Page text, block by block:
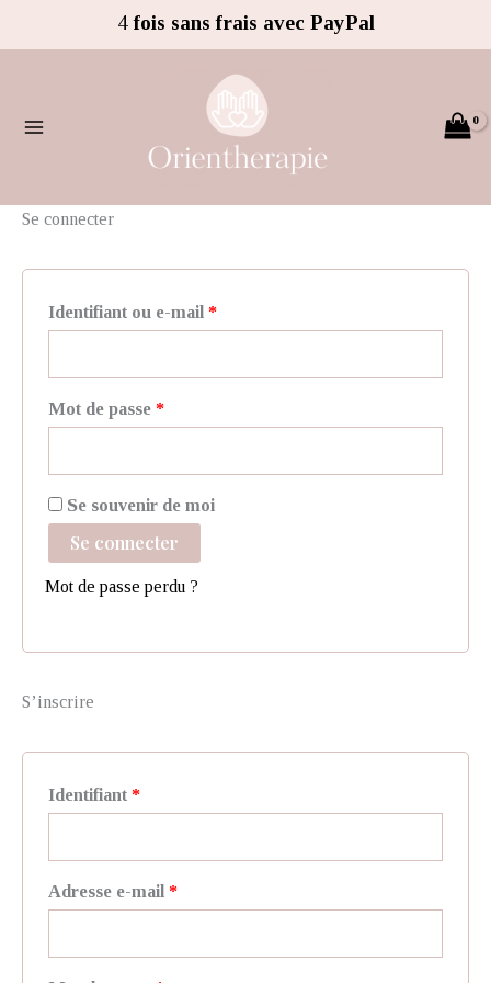
4fois sans frais avec PayPal
Se connecter
Identifiant ou e-mail *
Obligatoire
Mot de passe *
Obligatoire
Se souvenir de moi
Se connecter
Mot de passe perdu ?
S’inscrire
Identifiant *
Obligatoire
Adresse e-mail *
Obligatoire
Obligatoire